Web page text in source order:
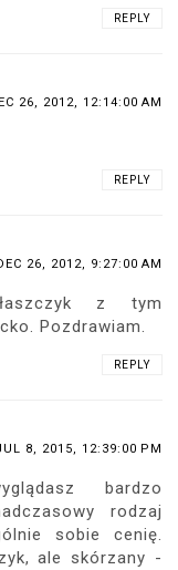
REPLY
26, 2012, 12:14:00 AM
REPLY
26, 2012, 9:27:00 AM
z tym
Pozdrawiam.
REPLY
8, 2015, 12:39:00 PM
bardzo
rodzaj
sobie cenię.
ale skórzany -